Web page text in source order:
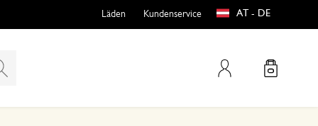
Mein Konto
Läden Kundenservice AT - DE